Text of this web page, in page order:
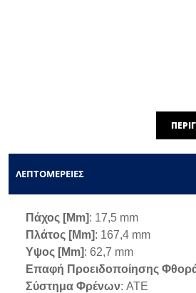
ΛΕΠΤΟΜΈΡΕΙΕΣ
Πάχος [mm]: 17,5 mm
Πλάτος [mm]: 167,4 mm
Υψος [mm]: 62,7 mm
Επαφή Προειδοποίησης
Σύστημα Φρένων: ATE